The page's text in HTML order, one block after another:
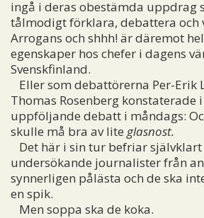
ingå i deras obestämda uppdrag
tålmodigt förklara, debattera och
Arrogans och shhh! är däremot
egenskaper hos chefer i dagens
Svenskfinland.
Eller som debattörerna Per-Erik
Thomas Rosenberg konstaterade
uppföljande debatt i måndags:
skulle må bra av lite glasnost.
Det här i sin tur befriar självklart
undersökande journalister från
synnerligen pålästa och de ska
en spik.
Men soppa ska de koka.